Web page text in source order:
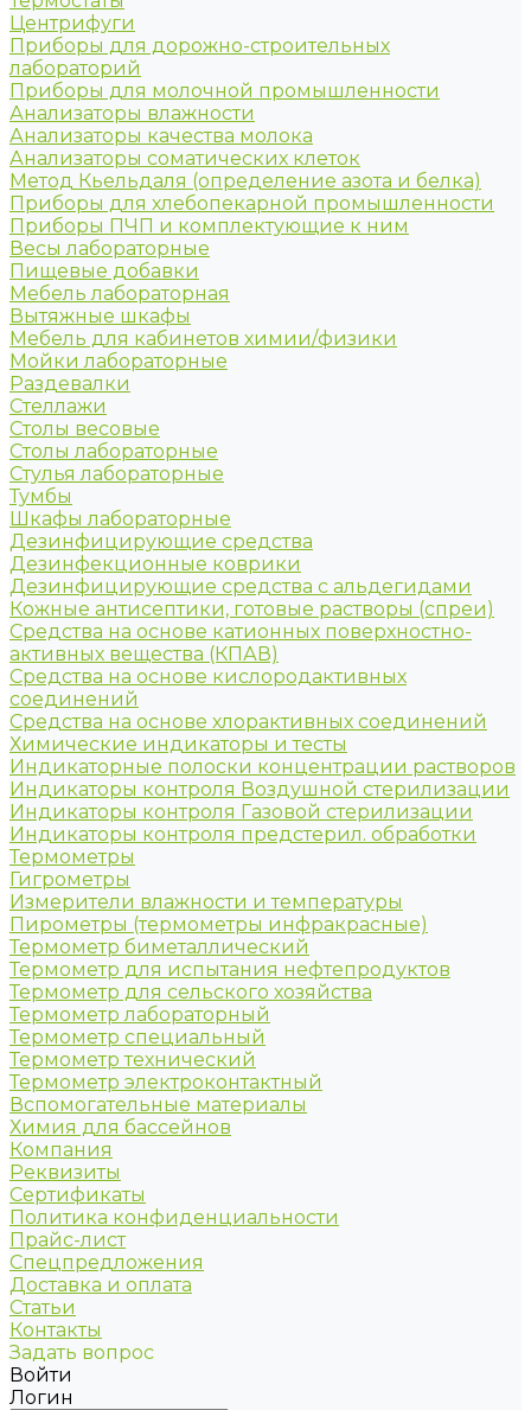
Центрифуги
Приборы для дорожно-строительных
лабораторий
Приборы для молочной промышленности
Анализаторы влажности
Анализаторы качества молока
Анализаторы соматических клеток
Метод Кьельдаля (определение азота и белка)
Приборы для хлебопекарной промышленности
Приборы ПЧП и комплектующие к ним
Весы лабораторные
Пищевые добавки
Мебель лабораторная
Вытяжные шкафы
Мебель для кабинетов химии/физики
Мойки лабораторные
Раздевалки
Стеллажи
Столы весовые
Столы лабораторные
Стулья лабораторные
Тумбы
Шкафы лабораторные
Дезинфицирующие средства
Дезинфекционные коврики
Дезинфицирующие средства с альдегидами
Кожные антисептики, готовые растворы (спреи)
Средства на основе катионных поверхностно-
активных вещества (КПАВ)
Средства на основе кислородактивных
соединений
Средства на основе хлорактивных соединений
Химические индикаторы и тесты
Индикаторные полоски концентрации растворов
Индикаторы контроля Воздушной стерилизации
Индикаторы контроля Газовой стерилизации
Индикаторы контроля предстерил. обработки
Термометры
Гигрометры
Измерители влажности и температуры
Пирометры (термометры инфракрасные)
Термометр биметаллический
Термометр для испытания нефтепродуктов
Термометр для сельского хозяйства
Термометр лабораторный
Термометр специальный
Термометр технический
Термометр электроконтактный
Вспомогательные материалы
Химия для бассейнов
Компания
Реквизиты
Сертификаты
Политика конфиденциальности
Прайс-лист
Спецпредложения
Доставка и оплата
Статьи
Контакты
Задать вопрос
Войти
Логин